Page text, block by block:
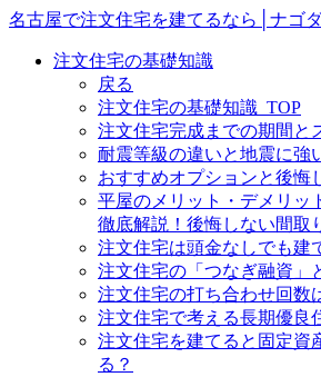
名古屋で注文住宅を建てるなら│ナゴ
注文住宅の基礎知識
戻る
注文住宅の基礎知識_TOP
注文住宅完成までの期間と
耐震等級の違いと地震に強
おすすめオプションと後悔
平屋のメリット・デメリッ
徹底解説！後悔しない間取
注文住宅は頭金なしでも建
注文住宅の「つなぎ融資」
注文住宅の打ち合わせ回数
注文住宅で考える長期優良
注文住宅を建てると固定資
る？